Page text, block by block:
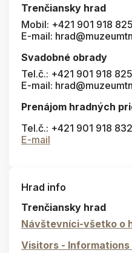
Trenčiansky hrad
Mobil: +421 901 918 825
E-mail:
Svadobné obrady
Tel.č.: +421 901 918 825
E-mail:
Prenájom hradných
Tel.č.: +421 901 918 832
E-mail
Hrad info
Trenčiansky hrad
Návštevníci-všetko o
Visitors -